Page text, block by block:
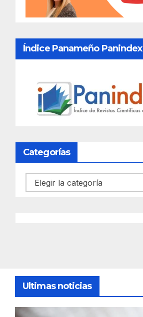
Índice Panameño Panindex
Categorías
Categorías
Ultimas noticias